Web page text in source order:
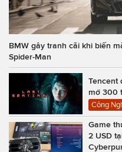
BMW gây tranh cãi khi biến
Spider-Man
Tencent
mở 300
Công
Game
2 USD